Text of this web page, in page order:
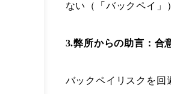
ない（「バックペイ」
3.弊所からの助言：合
バックペイリスクを回